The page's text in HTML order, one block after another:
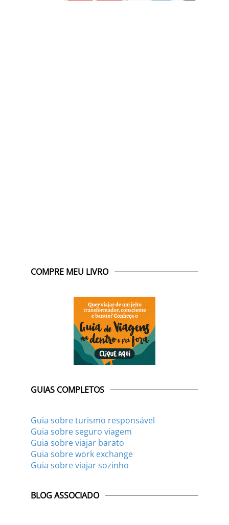
COMPRE MEU LIVRO
GUIAS COMPLETOS
Guia sobre turismo responsável
Guia sobre seguro viagem
Guia sobre viajar barato
Guia sobre work exchange
Guia sobre viajar sozinho
BLOG ASSOCIADO